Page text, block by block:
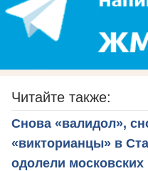
Читайте также:
Снова «валидол»,
«викторианцы» в
одолели московских